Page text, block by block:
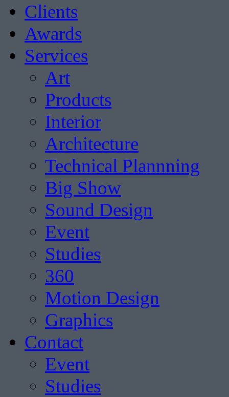
Clients
Awards
Services
Art
Products
Interior
Architecture
Technical Plannning
Big Show
Sound Design
Event
Studies
360
Motion Design
Graphics
Contact
Event
Studies